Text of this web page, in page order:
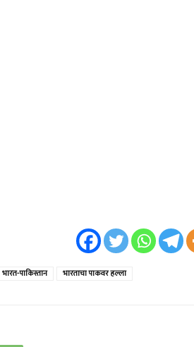
भारत-पाकिस्तान भारताचा पाकवर हल्ला